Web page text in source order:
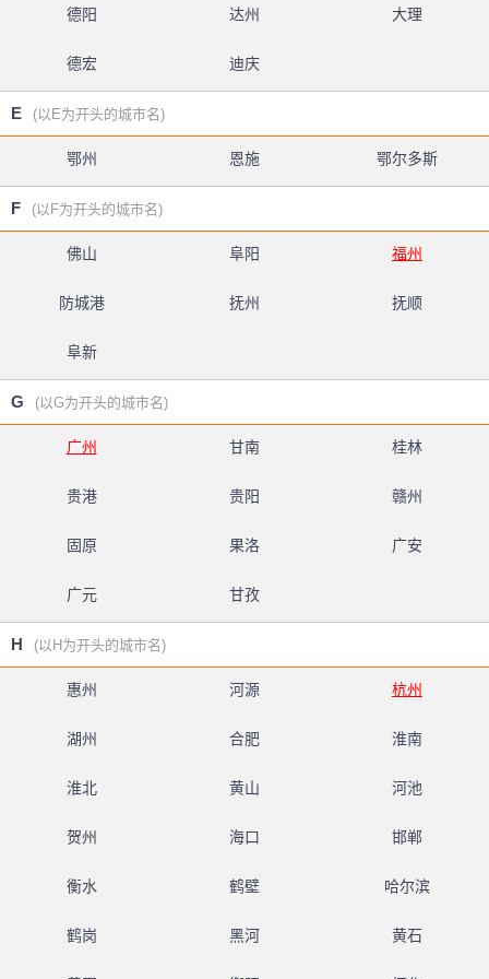
德阳 达州 大理
德宏 迪庆
E (以E为开头的城市名)
鄂州 恩施 鄂尔多斯
F (以F为开头的城市名)
佛山 阜阳 福州
防城港 抚州 抚顺
阜新
G (以G为开头的城市名)
广州 甘南 桂林
贵港 贵阳 赣州
固原 果洛 广安
广元 甘孜
H (以H为开头的城市名)
惠州 河源 杭州
湖州 合肥 淮南
淮北 黄山 河池
贺州 海口 邯郸
衡水 鹤壁 哈尔滨
鹤岗 黑河 黄石